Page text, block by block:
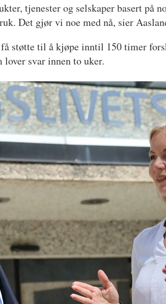
tjenester og selskaper basert
Det gjør vi noe med nå, sier
støtte til å kjøpe inntil 150 timer
svar innen to uker.